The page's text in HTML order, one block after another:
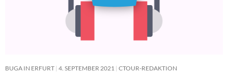
BUGA IN ERFURT 4. SEPTEMBER 2021 CTOUR-REDAKTION